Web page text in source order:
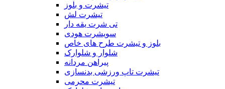
تیشرت و بلوز
تیشرت لش
تی شرت یقه دار
سویشرت هودی
بلوز و تیشرت طرح های خاص
شلوار و شلوارک
پیراهن مردانه
تیشرت تاپ ورزشی بدنسازی
تیشرت محرمی